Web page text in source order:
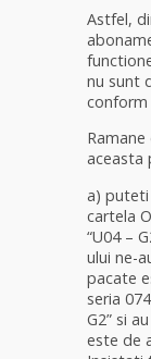
Astfel,
nu sunt
conform
aceasta
a) puteti
cartela
“U04 –
ului ne-
pacate
seria
G2” si
este de